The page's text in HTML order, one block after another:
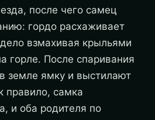
после чего самец
гордо расхаживает
взмахивая крыльями
горле. После спаривания
земле ямку и выстилают
правило, самка
и оба родителя по